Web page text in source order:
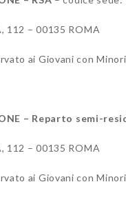
112 – 00135 ROMA
ai Giovani con
– Reparto semi-
112 – 00135 ROMA
ai Giovani con